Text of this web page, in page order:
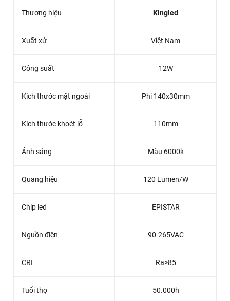
Thương hiệu Kingled
Xuất xứ Việt Nam
Công suất 12W
Kích thước mặt ngoài Phi 140x30mm
Kích thước khoét lỗ 110mm
Ánh sáng Màu 6000k
Quang hiệu 120 Lumen/W
Chip led EPISTAR
Nguồn điện 90-265VAC
CRI Ra>85
Tuổi thọ 50.000h